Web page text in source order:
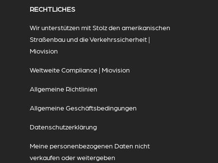
RECHTLICHES
Wir unterstützen mit Stolz den amerikanischen
Straßenbau und die Verkehrssicherheit |
Miovision
Weltweite Compliance | Miovision
Allgemeine Richtlinien
Allgemeine Geschäftsbedingungen
Datenschutzerklärung
Meine personenbezogenen Daten nicht
verkaufen oder weitergeben